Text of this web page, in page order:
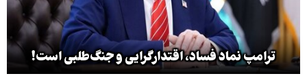
ترامپ نماد فساد، اقتدارگرایی و جنگ‌طلبی است!